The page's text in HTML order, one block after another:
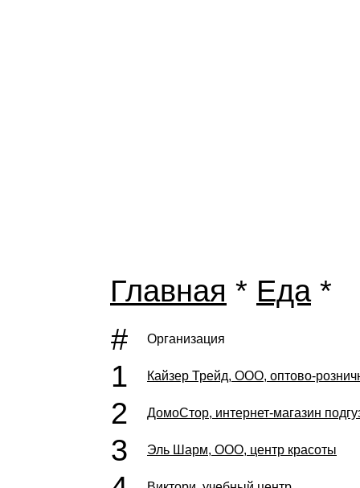
Главная * Еда*
#
Организация
1 Кайзер Трейд, ООО, оптово-
2 ДомоСтор, интернет-магазин
3 Эль Шарм, ООО, центр красоты